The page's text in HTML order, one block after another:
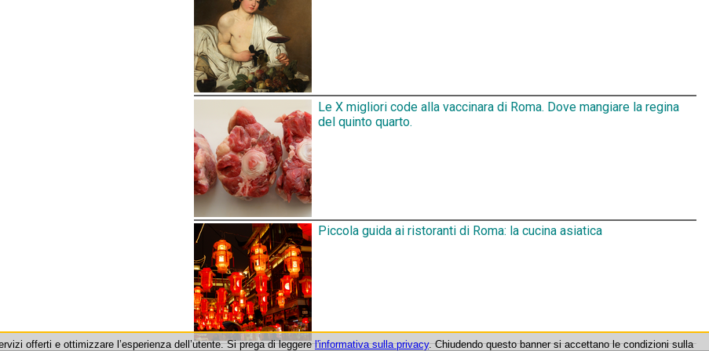
Le X migliori code alla vaccinara di Roma. Dove mangiare la regina
del quinto quarto.
Piccola guida ai ristoranti di Roma: la cucina asiatica
offerti e ottimizzare l’esperienza dell’utente. Si prega di leggerel'informativa sulla privacy. Chiudendo questo banner si accettano le condizioni sulla